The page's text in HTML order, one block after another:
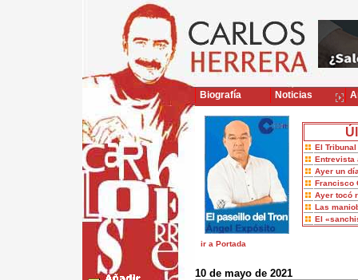
El
Entrevista
Ayer un
Francisco
Ayer tocó
Las
El
ir a Portada
10 de mayo de 2021
Biografía Noticias